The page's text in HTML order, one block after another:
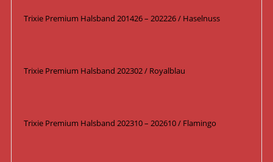
Trixie Premium Halsband 201426 – 202226 / Haselnuss
Trixie Premium Halsband 202302 / Royalblau
Trixie Premium Halsband 202310 – 202610 / Flamingo